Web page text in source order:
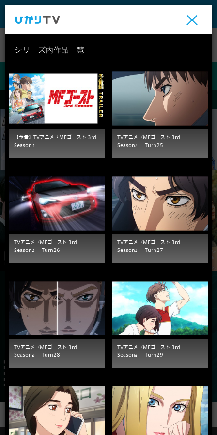
ビデオ
シリーズ内作品一覧
【予告】TVアニメ『MFゴースト 3rd
Season』
TVアニメ『MFゴースト 3rd
Season』 Turn25
TVアニメ『MFゴースト 3rd
Season』 Turn26
TVアニメ『MFゴースト 3rd
Season』 Turn27
TVアニメ『MFゴースト 3rd
Season』 Turn28
TVアニメ『MFゴースト 3rd
Season』 Turn29